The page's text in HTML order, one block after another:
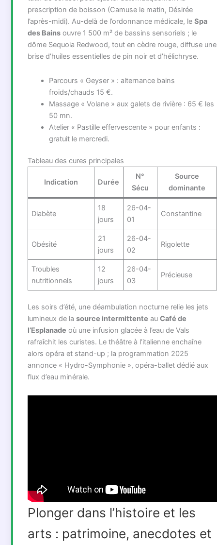
prescription de boisson (Camuse le matin, Désirée
l’après-midi). Au-delà de l’ordonnance médicale, le Spa
des Bainsouvre 1 500 m² de bassins sensoriels ; le
dôme Sequoia Redwood, tout en cèdre rouge, diffuse une
brise d’huiles essentielles de pin noir et d’hélichryse.
Parcours « Geyser » : alternance bains
froids/chauds 15 €.
Massage « Volane » aux galets de rivière : 65 € les
50 mn.
Atelier « Pastille effervescente » pour enfants :
gratuit le mercredi.
Tableau des cures principales
Indication Durée
N°
Sécu
Source
dominante
Diabète
18
jours
26-04-
01
Constantine
Obésité
21
jours
26-04-
02
Rigolette
Troubles
nutritionnels
12
jours
26-04-
03
Précieuse
Les soirs d’été, une déambulation nocturne relie les jets
lumineux de la source intermittente au Café de
l’Esplanade où une infusion glacée à l’eau de Vals
rafraîchit les curistes. Le théâtre à l’italienne enchaîne
alors opéra et stand-up ; la programmation 2025
annonce « Hydro-Symphonie », opéra-ballet dédié aux
flux d’eau minérale.
Plonger dans l’histoire et les
arts : patrimoine, anecdotes et